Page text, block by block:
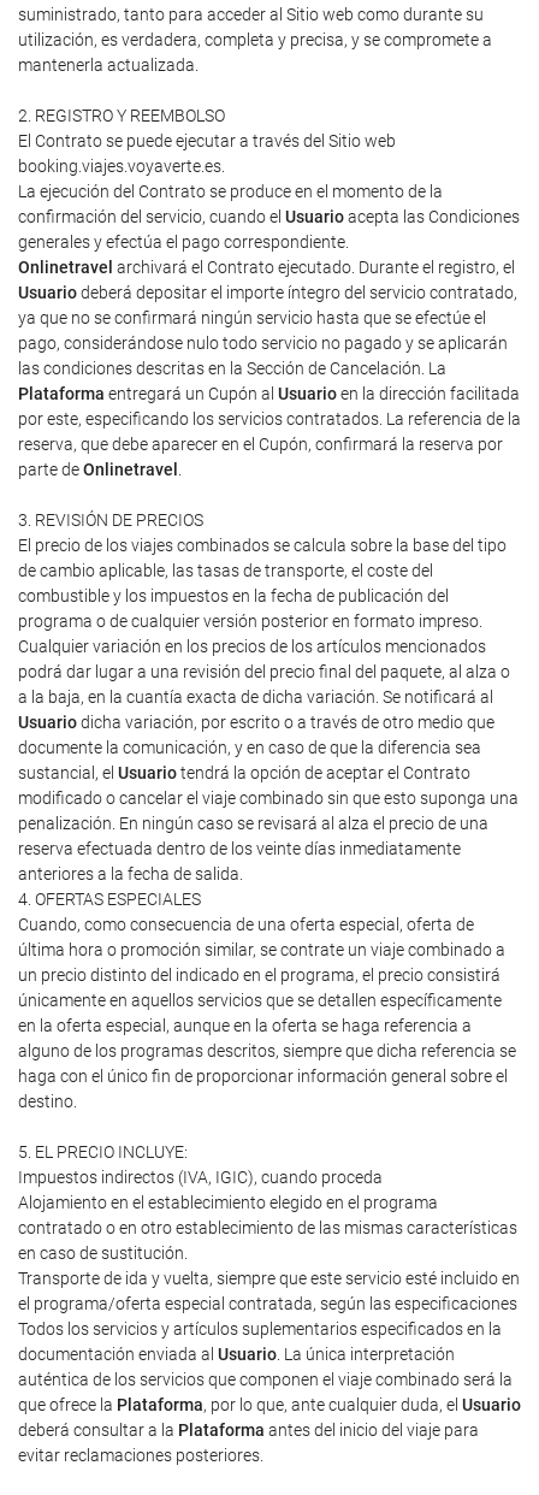
suministrado, tanto para acceder al Sitio web como durante su
utilización, es verdadera, completa y precisa, y se compromete a
mantenerla actualizada.
2. REGISTRO Y REEMBOLSO
El Contrato se puede ejecutar a través del Sitio web
booking.viajes.voyaverte.es.
La ejecución del Contrato se produce en el momento de la
confirmación del servicio, cuando el Usuarioacepta las Condiciones
generales y efectúa el pago correspondiente.
Onlinetravel archivará el Contrato ejecutado. Durante el registro, el
Usuariodeberá depositar el importe íntegro del servicio contratado,
ya que no se confirmará ningún servicio hasta que se efectúe el
pago, considerándose nulo todo servicio no pagado y se aplicarán
las condiciones descritas en la Sección de Cancelación. La
Plataforma entregará un Cupón al Usuarioen la dirección facilitada
por este, especificando los servicios contratados. La referencia de la
reserva, que debe aparecer en el Cupón, confirmará la reserva por
parte deOnlinetravel
3. REVISIÓN DE PRECIOS
El precio de los viajes combinados se calcula sobre la base del tipo
de cambio aplicable, las tasas de transporte, el coste del
combustible y los impuestos en la fecha de publicación del
programa o de cualquier versión posterior en formato impreso.
Cualquier variación en los precios de los artículos mencionados
podrá dar lugar a una revisión del precio final del paquete, al alza o
a la baja, en la cuantía exacta de dicha variación. Se notificará al
Usuariodicha variación, por escrito o a través de otro medio que
documente la comunicación, y en caso de que la diferencia sea
sustancial, el Usuariotendrá la opción de aceptar el Contrato
modificado o cancelar el viaje combinado sin que esto suponga una
penalización. En ningún caso se revisará al alza el precio de una
reserva efectuada dentro de los veinte días inmediatamente
anteriores a la fecha de salida.
4. OFERTAS ESPECIALES
Cuando, como consecuencia de una oferta especial, oferta de
última hora o promoción similar, se contrate un viaje combinado a
un precio distinto del indicado en el programa, el precio consistirá
únicamente en aquellos servicios que se detallen específicamente
en la oferta especial, aunque en la oferta se haga referencia a
alguno de los programas descritos, siempre que dicha referencia se
haga con el único fin de proporcionar información general sobre el
destino.
5. EL PRECIO INCLUYE:
Impuestos indirectos (IVA, IGIC), cuando proceda
Alojamiento en el establecimiento elegido en el programa
contratado o en otro establecimiento de las mismas características
en caso de sustitución.
Transporte de ida y vuelta, siempre que este servicio esté incluido en
el programa/oferta especial contratada, según las especificaciones
Todos los servicios y artículos suplementarios especificados en la
documentación enviada al Usuario . La única interpretación
auténtica de los servicios que componen el viaje combinado será la
que ofrece la Plataforma, por lo que, ante cualquier duda, el Usuario
deberá consultar a la Plataforma antes del inicio del viaje para
evitar reclamaciones posteriores.